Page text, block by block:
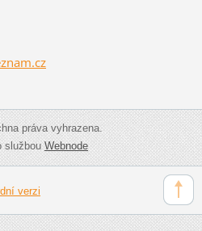
práva vyhrazena.
službouWebnode
verzi